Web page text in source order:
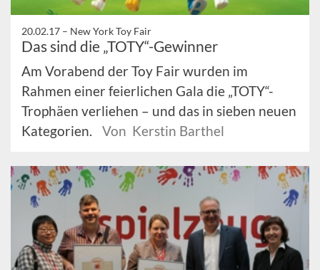
20.02.17 – New York Toy Fair
Das sind die „TOTY“-Gewinner
Am Vorabend der Toy Fair wurden im
Rahmen einer feierlichen Gala die „TOTY“-
Trophäen verliehen – und das in sieben neuen
Kategorien.
Von Kerstin Barthel